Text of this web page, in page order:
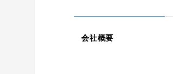
会社概要